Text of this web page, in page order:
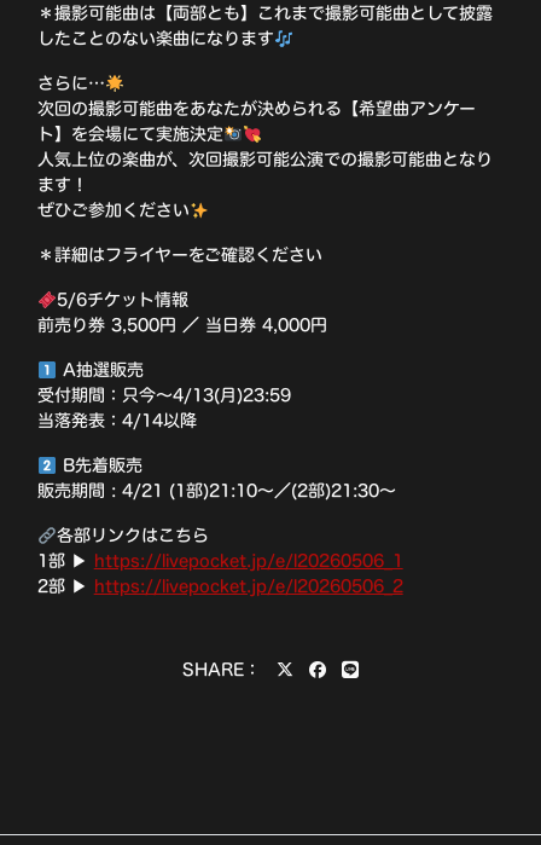
＊撮影可能曲は【両部とも】これまで撮影可能曲として披露
したことのない楽曲になります
さらに…
次回の撮影可能曲をあなたが決められる【希望曲アンケー
ト】を会場にて実施決定
人気上位の楽曲が、次回撮影可能公演での撮影可能曲となり
ます！
ぜひご参加ください
＊詳細はフライヤーをご確認ください
5/6チケット情報
前売り券 3,500円 ／ 当日券 4,000円
A抽選販売
受付期間：只今〜4/13(月)23:59
当落発表：4/14以降
B先着販売
販売期間 : 4/21 (1部)21:10〜／(2部)21:30〜
各部リンクはこちら
1部 ▶
https://livepocket.jp/e/l20260506_1
2部 ▶
https://livepocket.jp/e/l20260506_2
SHARE：